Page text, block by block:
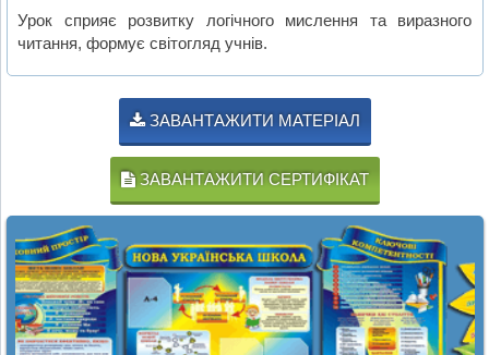
Урок сприяє розвитку логічного мислення та виразного
читання, формує світогляд учнів.
ЗАВАНТАЖИТИ МАТЕРІАЛ
ЗАВАНТАЖИТИ СЕРТИФІКАТ